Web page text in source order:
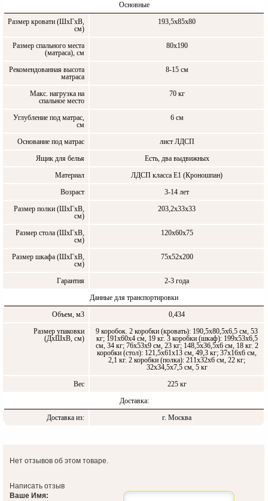
Основные
Размер кровати (ШxГxВ,
см)
193,5x85x80
Размер спального места
(матраса), см
80х190
Рекомендованная высота
матраса
8-15 см
Макс. нагрузка на
спальное место
70 кг
Углубление под матрас,
см
6 см
Основание под матрас
лист ЛДСП
Ящик для белья
Есть, два выдвижных
Материал
ЛДСП класса Е1 (Кроношпан)
Возраст
3-14 лет
Размер полки (ШxГxВ,
см)
203,2х33х33
Размер стола (ШxГxВ,
см)
120х60х75
Размер шкафа (ШxГxВ,
см)
75х52х200
Гарантия
2-3 года
Данные для транспортировки
Объем, м3
0,434
Размер упаковки
(ДxШxВ, см)
9 коробок. 2 коробки (кровать): 190,5х80,5х6,5 см, 53
кг; 191х60х4 см, 19 кг. 3 коробки (шкаф): 199х53х6,5
см, 34 кг; 76х53х9 см, 23 кг; 148,5х36,5х6 см, 18 кг. 2
коробки (стол): 121,5х61х13 см, 49,3 кг; 37х16х6 см,
2,1 кг. 2 коробки (полка): 211х32х6 см, 22 кг;
32х34,5х7,5 см, 5 кг
Вес
225 кг
Доставка:
Доставка из:
г. Москва
Нет отзывов об этом товаре.
Написать отзыв
Ваше Имя: